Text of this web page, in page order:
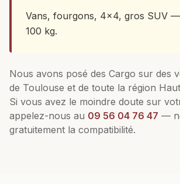
Vans, fourgons, 4x4, gros SUV
100 kg.
Nous avons posé des Cargo sur des
de Toulouse et de toute la région
Si vous avez le moindre doute sur
appelez-nous au 09 56 04 76 47 —
gratuitement la compatibilité.